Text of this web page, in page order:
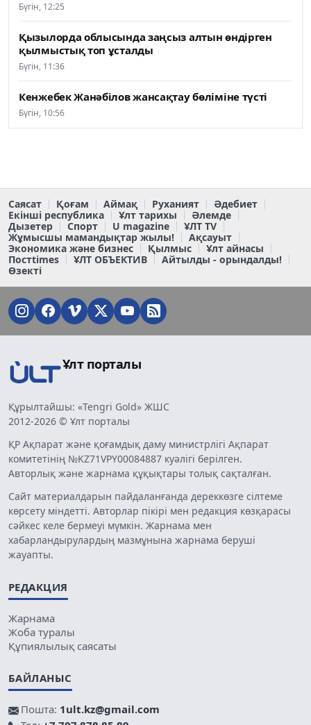
Бүгін, 12:25
Қызылорда облысында заңсыз алтын өндірген
қылмыстық топ ұсталды
Бүгін, 11:36
Кенжебек Жанәбілов жансақтау бөліміне түсті
Бүгін, 10:56
Саясат Қоғам Аймақ Руханият
Әдебиет
Екінші республика
Ұлт тарихы
Әлемде
Дызетер
Спорт U magazine
ҰЛТ TV
Жұмысшы мамандықтар жылы!
Ақсауыт
Экономика және бизнес
Қылмыс
Ұлт айнасы
Постtimes
ҰЛТ ОБЪЕКТИВ
Айтылды - орындалды!
Өзекті
Ұлт порталы
Құрылтайшы: «Tengri Gold» ЖШС
2012-2026 © Ұлт порталы
ҚР Ақпарат және қоғамдық даму министрлігі Ақпарат
комитетінің №KZ71VPY00084887 куәлігі берілген.
Авторлық және жарнама құқықтары толық сақталған.
Сайт материалдарын пайдаланғанда дереккөзге сілтеме
көрсету міндетті. Авторлар пікірі мен редакция көзқарасы
сәйкес келе бермеуі мүмкін. Жарнама мен
хабарландырулардың мазмұнына жарнама беруші
жауапты.
РЕДАКЦИЯ
Жарнама
Жоба туралы
Құпиялылық саясаты
БАЙЛАНЫС
Пошта: 1ult.kz@gmail.com